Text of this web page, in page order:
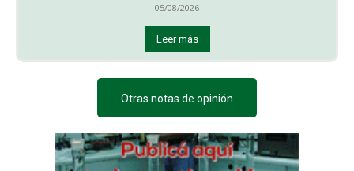
05/08/2026
Leer más
Otras notas de opinión